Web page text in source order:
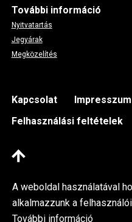
További információ
Nyitvatartás
Jegyárak
Megközelítés
Footer
Kapcsolat
Impresszum
Felhasználási feltételek
A weboldal használatával
alkalmazzunk a
További információ